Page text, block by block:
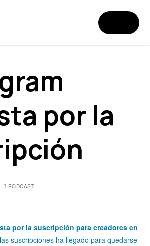
por la
PODCAST
por la suscripción para creadores en
suscripciones ha llegado para quedarse